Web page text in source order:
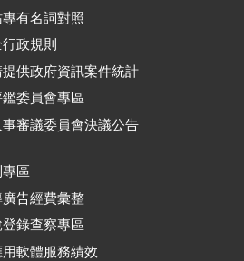
有名詞對照
政規則
提供政府資訊案件統計
委員會專區
審議委員會決議公告
區
告經費彙整
錄查察專區
軟體服務績效